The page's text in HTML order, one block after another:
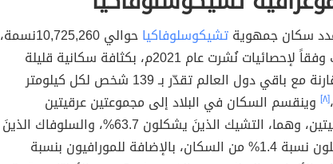
سكان جمهويةتشيكوسلوفاكيا
حوالي 10,725,260نسمة،
وذلك وفقاً لإحصائيات نُشرت عام 2021م، بكثافة سكانية قليلة
بالمقارنة مع باقي دول العالم تقدّر بـ 139 شخص لكل كيلومتر
[٨]
وينقسم السكان في البلاد إلى مجموعتين عرقيتين
رئيسيتين، وهما، التشيك الذينَ يشكلون 63.7%، والسلوفاك الذينَ
يشكلون نسبة 1.4% من السكان، بالإضافة للمورافيون بنسبة